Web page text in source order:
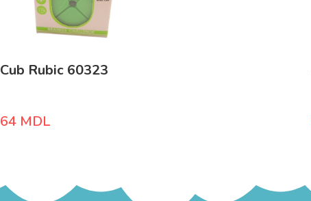
Cub Rubic 60323
64 MDL